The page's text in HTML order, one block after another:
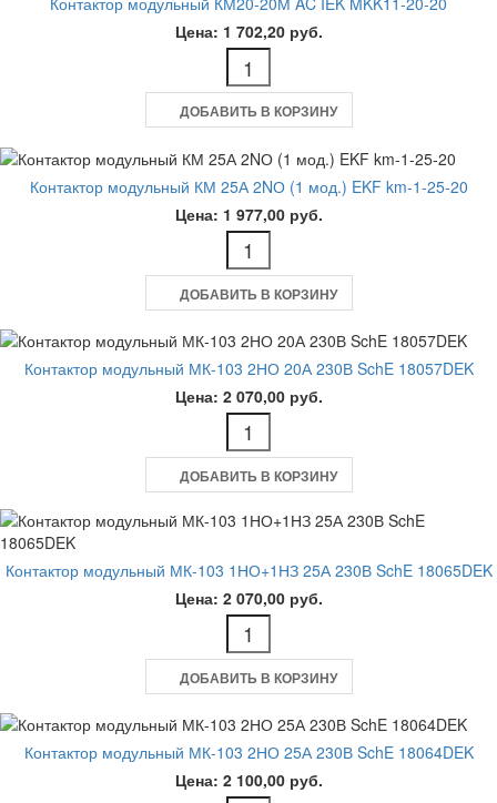
Цена: 1 702,20 руб.
ДОБАВИТЬ В КОРЗИНУ
Контактор модульный КМ 25А 2NО (1 мод.) EKF km-1-25-20
Цена: 1 977,00 руб.
ДОБАВИТЬ В КОРЗИНУ
Контактор модульный МК-103 2НО 20А 230В SchE 18057DEK
Цена: 2 070,00 руб.
ДОБАВИТЬ В КОРЗИНУ
Контактор модульный МК-103 1НО+1НЗ 25А 230В SchE 18065DEK
Цена: 2 070,00 руб.
ДОБАВИТЬ В КОРЗИНУ
Контактор модульный МК-103 2НО 25А 230В SchE 18064DEK
Цена: 2 100,00 руб.